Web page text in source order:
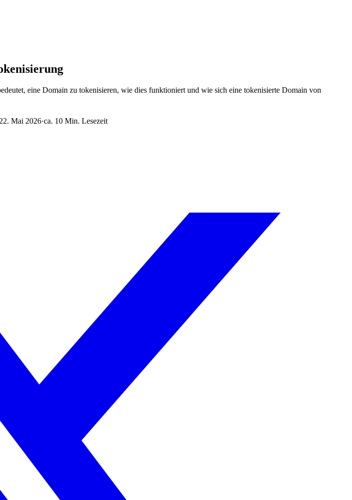
eine Domain zu tokenisieren, wie dies funktioniert und wie sich eine tokenisierte Domain von
22. Mai 2026·ca. 10 Min. Lesezeit